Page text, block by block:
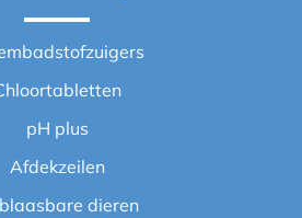
pH plus
Afdekzeilen
dieren